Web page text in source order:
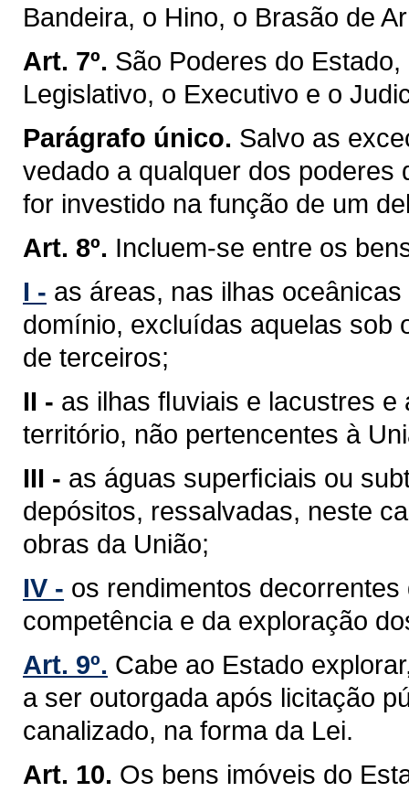
Bandeira, o Hino, o Brasão de
Art. 7º. São Poderes do
Legislativo, o Executivo e o
Parágrafo único. Salvo as
vedado a qualquer dos poderes
for investido na função de um
Art. 8º. Incluem-se entre os
I - as áreas, nas ilhas
domínio, excluídas aquelas sob
de terceiros;
II - as ilhas ﬂuviais e lacustres
território, não pertencentes à
III - as águas superﬁciais ou
depósitos, ressalvadas, neste
obras da União;
IV - os rendimentos
competência e da exploração
Art. 9º. Cabe ao Estado
a ser outorgada após licitação
canalizado, na forma da Lei.
Art. 10. Os bens imóveis do